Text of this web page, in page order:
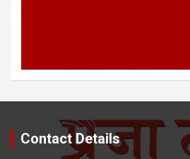
Contact Details